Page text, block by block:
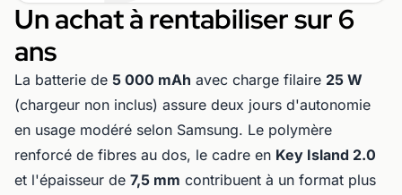
Un achat à rentabiliser sur 6
ans
La batterie de 5 000 mAh avec charge filaire 25 W
(chargeur non inclus) assure deux jours d'autonomie
en usage modéré selon Samsung. Le polymère
renforcé de fibres au dos, le cadre en Key Island 2.0
et l'épaisseur de 7,5 mm contribuent à un format plus